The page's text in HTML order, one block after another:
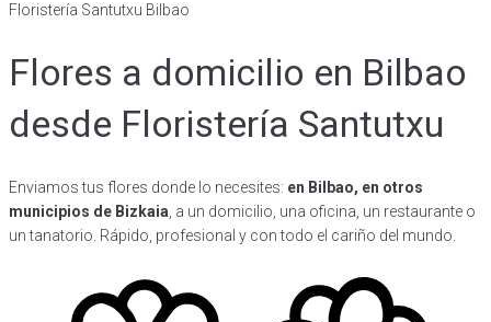
Floristería Santutxu Bilbao
Flores a domicilio en Bilbao
desde Floristería Santutxu
Enviamos tus flores donde lo necesites: en Bilbao, en otros
municipios de Bizkaia , a un domicilio, una oficina, un restaurante o
un tanatorio. Rápido, profesional y con todo el cariño del mundo.